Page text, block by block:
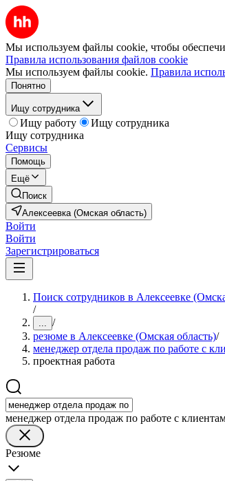
Мы используем файлы cookie, чтобы
Правила использования файлов cookie
Мы используем файлы cookie. Правила
Понятно
Ищу сотрудника
Ищу работу
Ищу сотрудника
Ищу сотрудника
Сервисы
Помощь
Ещё
Поиск
Алексеевка (Омская область)
Войти
Войти
Зарегистрироваться
Поиск сотрудников в Алексеевке
/
... /
резюме в Алексеевке (Омская область)/
менеджер отдела продаж по работе с
проектная работа
менеджер отдела продаж по работе с
Резюме